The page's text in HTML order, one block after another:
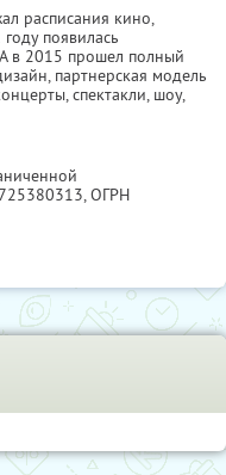
расписания кино,
появилась
в 2015 прошел полный
партнерская модель
спектакли, шоу,
, ОГРН